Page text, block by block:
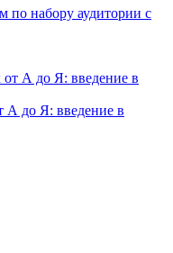
набору аудитории с
до Я: введение в